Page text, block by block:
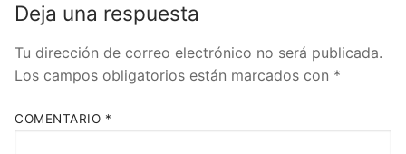
Deja una respuesta
Tu dirección de correo electrónico no será publicada.
Los campos obligatorios están marcados con *
COMENTARIO *